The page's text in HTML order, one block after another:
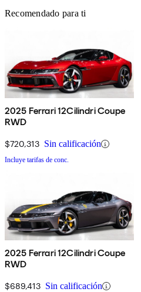
Recomendado para ti
2025 Ferrari 12Cilindri Coupe
RWD
$720,313 Sin calificación
Incluye tarifas de conc.
2025 Ferrari 12Cilindri Coupe
RWD
$689,413 Sin calificación